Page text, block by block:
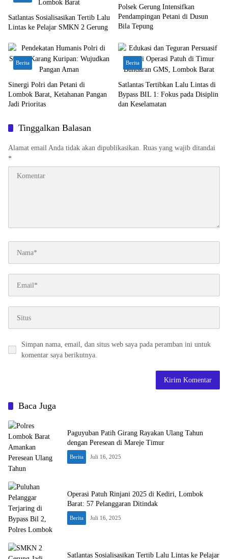
Satlantas Sosialisasikan Tertib Lalu
Lintas ke Pelajar SMKN 2 Gerung
Polsek Gerung Intensifkan
Pendampingan Petani di Dusun
Bila Tepung
Berita
Sinergi Polri dan Petani di
Lombok Barat, Ketahanan Pangan
Jadi Prioritas
Berita
Satlantas Tertibkan Lalu Lintas di
Bypass BIL 1: Fokus pada Disiplin
dan Keselamatan
Tinggalkan Balasan
Alamat email Anda tidak akan dipublikasikan. Ruas yang wajib ditandai
*
Simpan nama, email, dan situs web saya pada peramban ini untuk
komentar saya berikutnya.
Baca Juga
Paguyuban Patih Girang Rayakan Ulang Tahun
dengan Peresean di Mareje Timur
Berita Juli 16, 2025
Operasi Patuh Rinjani 2025 di Kediri, Lombok
Barat: 57 Pelanggaran Ditindak
Berita Juli 16, 2025
Satlantas Sosialisasikan Tertib Lalu Lintas ke Pelajar